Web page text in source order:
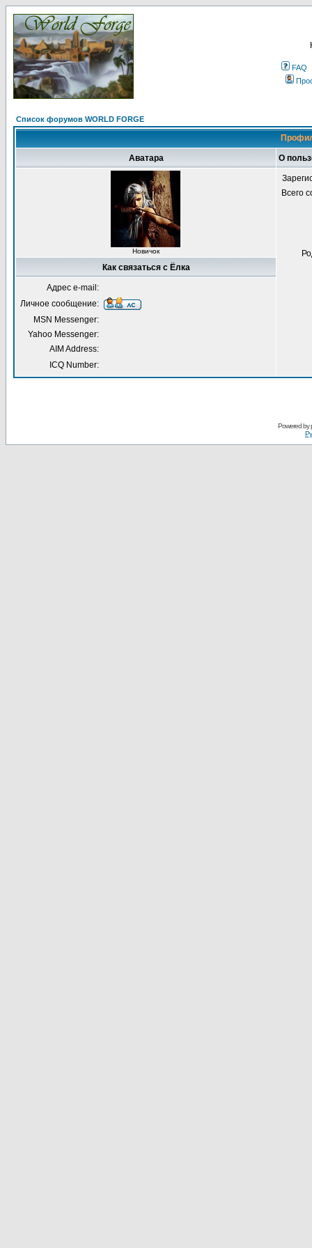
FAQ
Список форумов WORLD FORGE
Аватара О
Новичок
Всего
Как связаться с Ёлка
Адрес e-mail:
Личное сообщение:
MSN Messenger:
Yahoo Messenger:
AIM Address:
ICQ Number:
Powered by